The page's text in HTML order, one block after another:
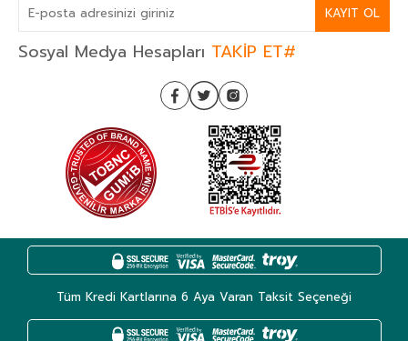
KAYIT OL
Sosyal Medya Hesapları TAKİP ET#
Tüm Kredi Kartlarına 6 Aya Varan Taksit Seçeneği